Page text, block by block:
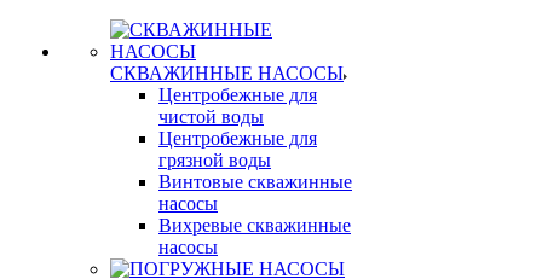
СКВАЖИННЫЕ НАСОСЫ
Центробежные для
чистой воды
Центробежные для
грязной воды
Винтовые скважинные
насосы
Вихревые скважинные
насосы